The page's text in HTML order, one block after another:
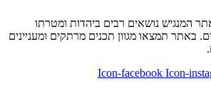
המנגיש נושאים רבים ביהדות ומטרתו
באתר תמצאו מגוון תכנים מרתקים ומעניינים
Icon-facebook Icon-